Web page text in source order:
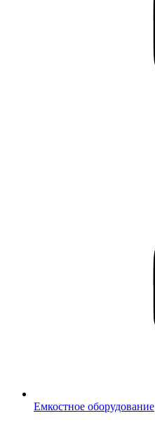
Емкостное оборудование